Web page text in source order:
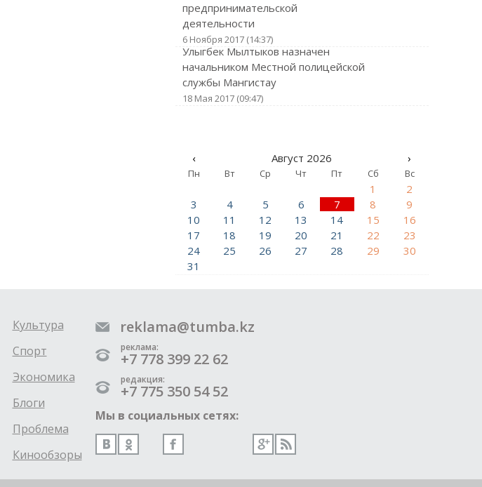
предпринимательской
деятельности
6 Ноября 2017 (14:37)
Улыгбек Мылтыков назначен
начальником Местной полицейской
службы Мангистау
18 Мая 2017 (09:47)
‹ Август 2026 ›
Пн Вт Ср Чт Пт Сб Вс
1
2
3
4 5 6 7 8
9
10
11 12 13 14 15
16
17
18 19 20 21 22
23
24
25 26 27 28 29
30
31
Культура
Спорт
Экономика
Блоги
Проблема
Кинообзоры
reklama@tumba.kz
реклама:
+7 778 399 22 62
редакция:
+7 775 350 54 52
Мы в социальных сетях: